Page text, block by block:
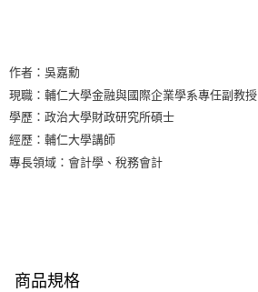
作者：吳嘉勳
現職：輔仁大學金融與國際企業學系專任副教授
學歷：政治大學財政研究所碩士
經歷：輔仁大學講師
專長領域：會計學、稅務會計
商品規格